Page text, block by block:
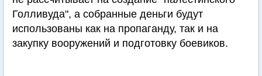
Голливуда", а собранные деньги будут
использованы как на пропаганду, так и на
закупку вооружений и подготовку боевиков.